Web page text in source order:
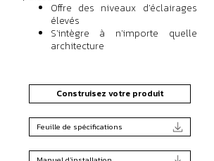
Offre des niveaux d'éclairages
élevés
S'intègre à n'importe quelle
architecture
Construisez votre produit
Feuille de spécifications